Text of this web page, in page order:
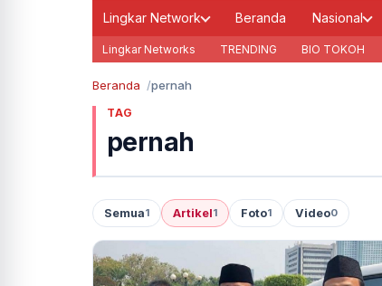
Lingkar Network Beranda Nasional
Lingkar Networks TRENDING BIO TOKOH
Beranda pernah
TAG
pernah
Semua1 Artikel1 Foto1 Video0